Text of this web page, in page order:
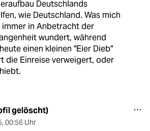
Deutschlands
wie Deutschland. Was mich
immer in Anbetracht der
wundert, während
einen kleinen "Eier Dieb"
die Einreise verweigert, oder
gelöscht)
, 00:56 Uhr